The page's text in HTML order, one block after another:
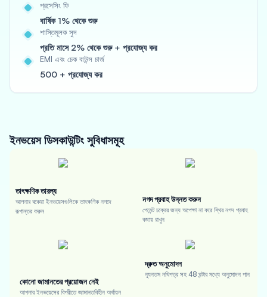
প্রসেসিং ফি
বার্ষিক 1% থেকে শুরু
শাস্তিমূলক সুদ
প্রতি মাসে 2% থেকে শুরু + প্রযোজ্য কর
EMI এবং চেক বাউন্স চার্জ
500 + প্রযোজ্য কর
ইনভয়েস ডিসকাউন্টিং সুবিধাসমূহ
তাৎক্ষণিক তারল্য
আপনার বকেয়া ইনভয়েসগুলিকে তাৎক্ষণিক নগদে
রূপান্তর করুন
নগদ প্রবাহ উন্নত করুন
পেমেন্ট চক্রের জন্য অপেক্ষা না করে স্থির নগদ প্রবাহ
বজায় রাখুন
কোনো জামানতের প্রয়োজন নেই
আপনার ইনভয়েসের বিপরীতে জামানতবিহীন অর্থায়ন
দ্রুত অনুমোদন
ন্যূনতম নথিপত্র সহ 48 ঘন্টার মধ্যে অনুমোদন পান